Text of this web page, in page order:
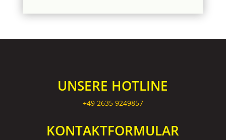
UNSERE HOTLINE
‎+49 2635 9249857
KONTAKTFORMULAR